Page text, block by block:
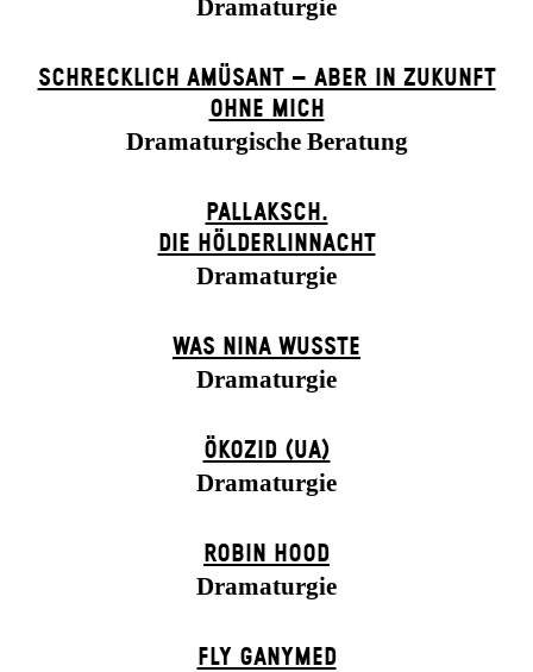
Dramaturgie
SCHRECKLICH AMÜSANT – ABER IN ZUKUNFT
OHNE MICH
Dramaturgische Beratung
PALLAKSCH.
DIE HÖLDERLINNACHT
Dramaturgie
WAS NINA WUSSTE
Dramaturgie
ÖKOZID (UA)
Dramaturgie
ROBIN HOOD
Dramaturgie
FLY GANYMED